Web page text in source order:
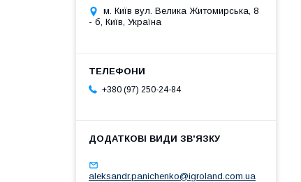
м. Київ вул. Велика Житомирська, 8
- б, Київ, Україна
+380 (97) 250-24-84
aleksandr.panichenko@igroland.com.ua